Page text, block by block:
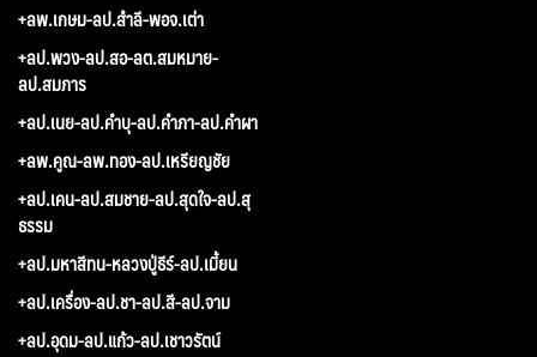
+ลพ.เกษม-ลป.สำลี-พอจ.เต่า
+ลป.พวง-ลป.สอ-ลต.สมหมาย-
ลป.สมภาร
+ลป.เนย-ลป.คำบุ-ลป.คำภา-ลป.คำผา
+ลพ.คูณ-ลพ.ทอง-ลป.เหรียญชัย
+ลป.เคน-ลป.สมชาย-ลป.สุดใจ-ลป.สุ
ธรรม
+ลป.มหาสีทน-หลวงปู่ธีร์-ลป.เมี้ยน
+ลป.เครื่อง-ลป.ชา-ลป.สี-ลป.จาม
+ลป.อุดม-ลป.แก้ว-ลป.เชาวรัตน์